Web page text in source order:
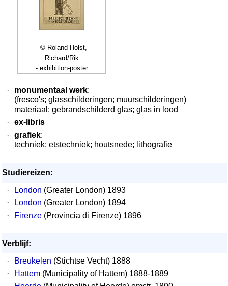
- © Roland Holst,
Richard/Rik
- exhibition-poster
· monumentaal werk:
(fresco's; glasschilderingen; muurschilderingen)
materiaal: gebrandschilderd glas; glas in lood
·
ex-libris
·
grafiek:
techniek: etstechniek; houtsnede; lithografie
Studiereizen:
·
London (Greater London) 1893
·
London (Greater London) 1894
·
Firenze (Provincia di Firenze) 1896
Verblijf:
·
Breukelen (Stichtse Vecht) 1888
·
Hattem (Municipality of Hattem) 1888-1889